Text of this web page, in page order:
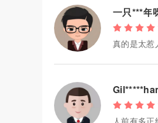
一只***年
真的是太惹